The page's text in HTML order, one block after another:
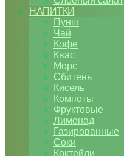
НАПИТКИ
Пунш
Чай
Кофе
Квас
Морс
Сбитень
Кисель
Компоты
Фруктовые
Лимонад
Газированные
Соки
Коктейли